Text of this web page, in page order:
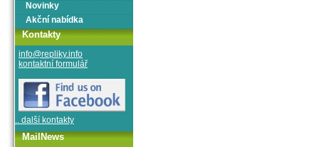
Novinky
Akční nabídka
Kontakty
info@repliky.info
kontaktní formulář
.. další kontakty
MailNews